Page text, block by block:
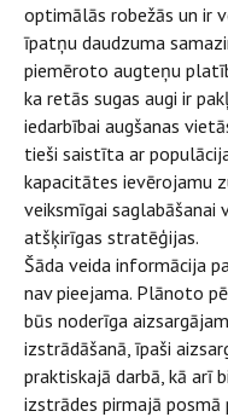
optimālās robežās un ir
īpatņu daudzuma
piemēroto augteņu
ka retās sugas augi ir
iedarbībai augšanas
tieši saistīta ar
kapacitātes ievērojamu
veiksmīgai saglabāšanai
atšķirīgas stratēģijas.
Šāda veida informācija
nav pieejama. Plānoto
būs noderīga
izstrādāšanā, īpaši
praktiskajā darbā, kā arī
izstrādes pirmajā